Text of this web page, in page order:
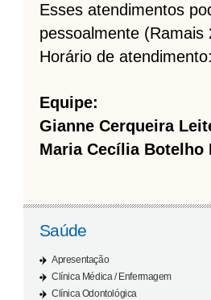
Esses atendimentos
pessoalmente (Ramais
Horário de
Equipe:
Gianne Cerqueira
Maria Cecília Botelho
Saúde
Apresentação
Clínica Médica / Enfermagem
Clínica Odontológica